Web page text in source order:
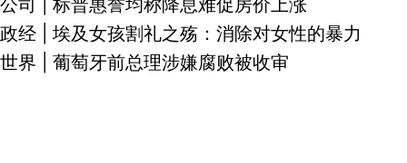
公司
标普惠誉均称降息难促房价上涨
政经
埃及女孩割礼之殇：消除对女性的暴力
世界
葡萄牙前总理涉嫌腐败被收审